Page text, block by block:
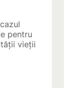
pentru
vieții